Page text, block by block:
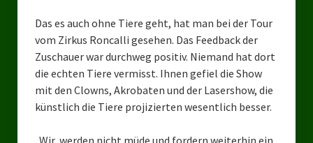
Landesverband Thüringen
Landesverband Sachsen-Anhalt
Landesverband Sachsen
Landesverband Schleswig-Holstein
Landesverband Mecklenburg-Vorpommern
Das es auch ohne Tiere geht, hat man bei der Tour
vom Zirkus Roncalli gesehen. Das Feedback der
Zuschauer war durchweg positiv. Niemand hat dort
die echten Tiere vermisst. Ihnen gefiel die Show
mit den Clowns, Akrobaten und der Lasershow, die
künstlich die Tiere projizierten wesentlich besser.
„Wir, werden nicht müde und fordern weiterhin ein